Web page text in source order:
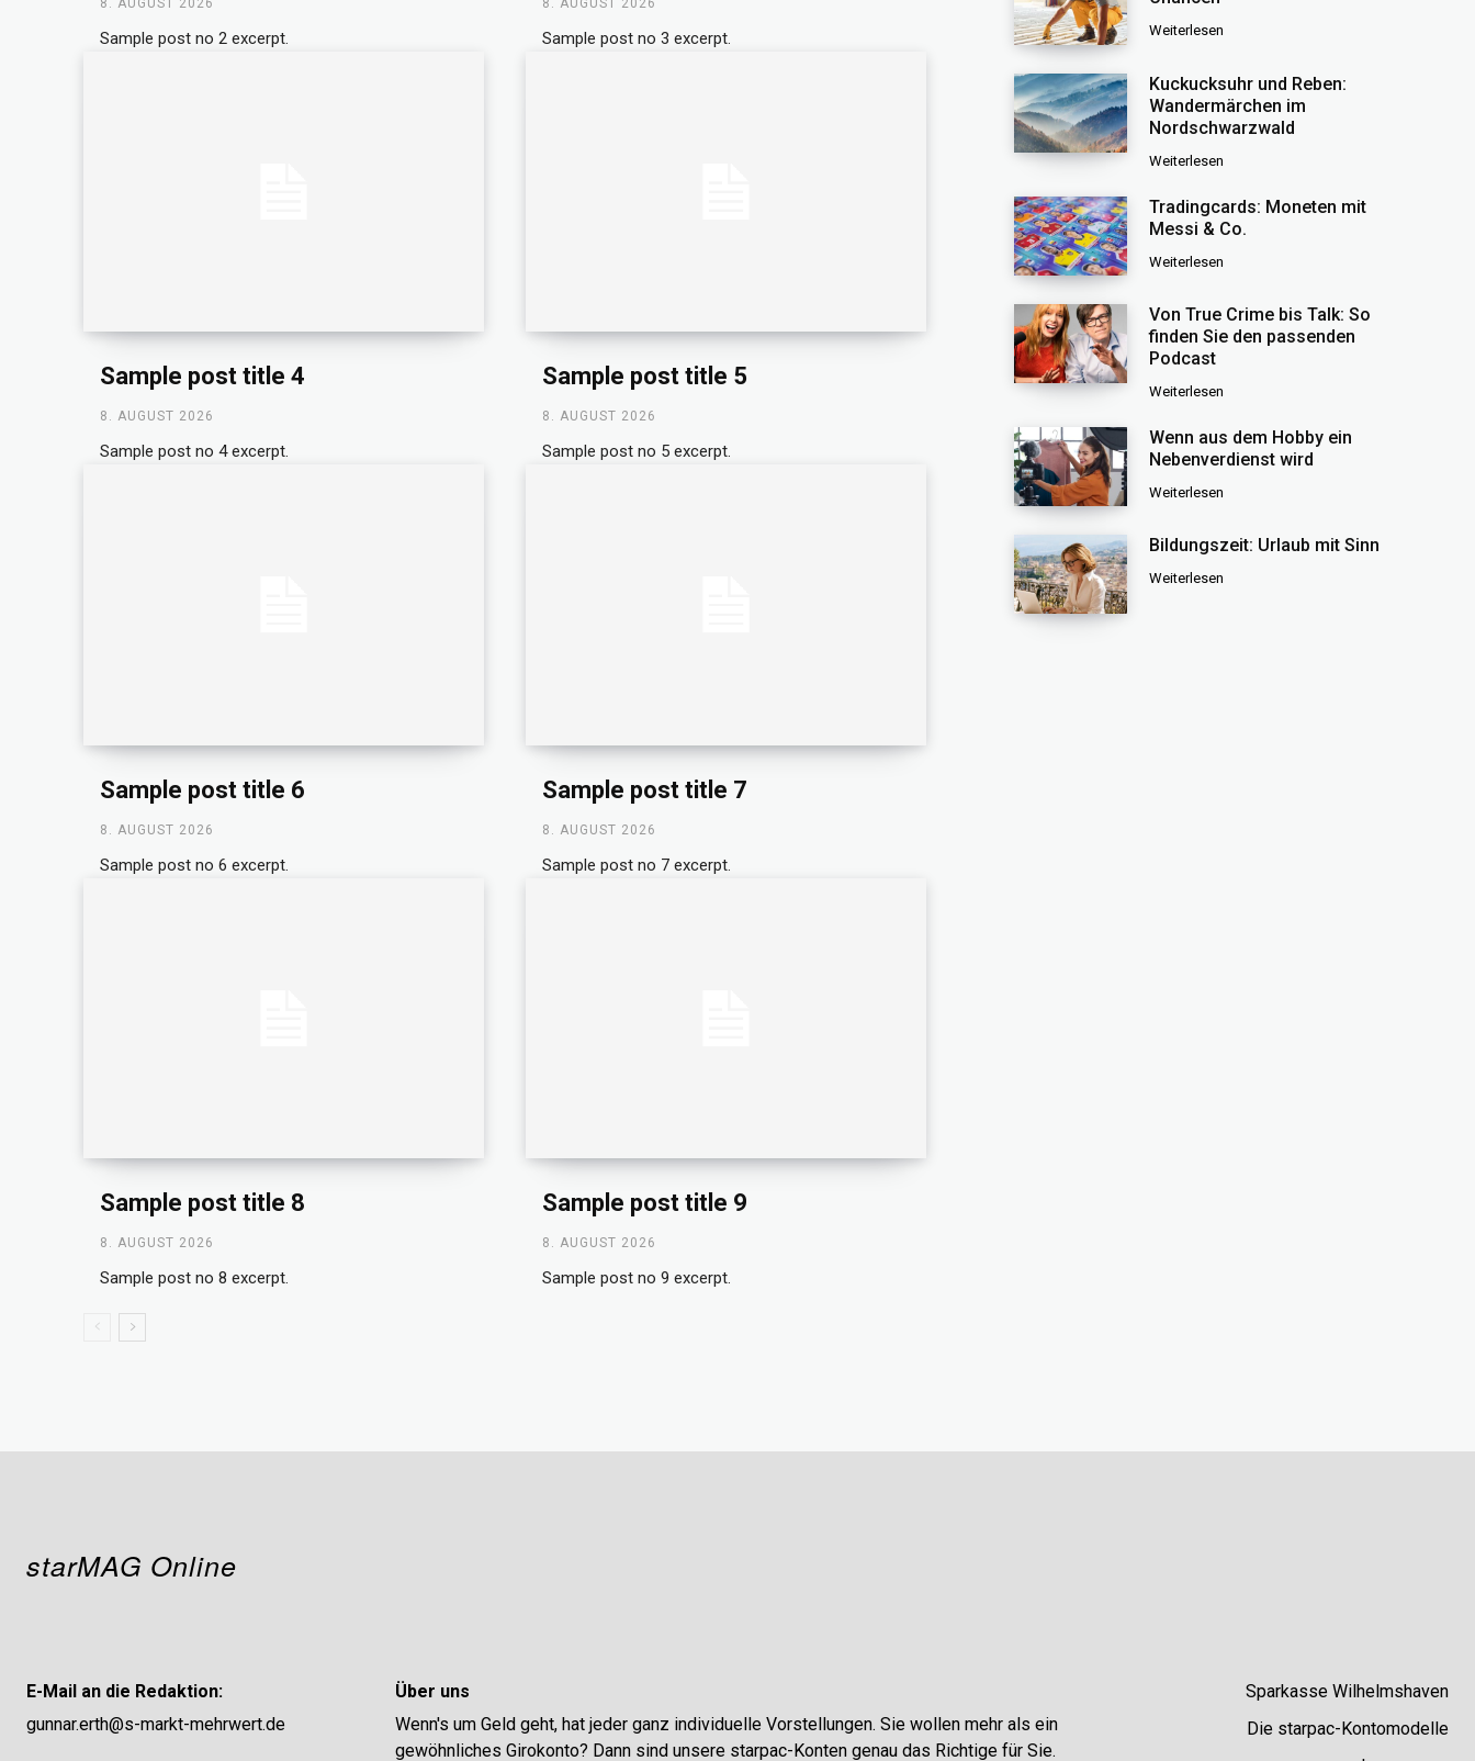
Sample post no 2 excerpt. Sample post no 3 excerpt.
Sample post title 4
8. AUGUST 2026
Sample post no 4 excerpt.
Sample post title 5
8. AUGUST 2026
Sample post no 5 excerpt.
Sample post title 6
8. AUGUST 2026
Sample post no 6 excerpt.
Sample post title 7
8. AUGUST 2026
Sample post no 7 excerpt.
Sample post title 8
8. AUGUST 2026
Sample post no 8 excerpt.
Sample post title 9
8. AUGUST 2026
Sample post no 9 excerpt.
Weiterlesen
Kuckucksuhr und Reben:
Wandermärchen im
Nordschwarzwald
Weiterlesen
Tradingcards: Moneten mit
Messi & Co.
Weiterlesen
Von True Crime bis Talk: So
finden Sie den passenden
Podcast
Weiterlesen
Wenn aus dem Hobby ein
Nebenverdienst wird
Weiterlesen
Bildungszeit: Urlaub mit Sinn
Weiterlesen
starMAG Online
E-Mail an die Redaktion:
gunnar.erth@s-markt-mehrwert.de
Über uns
Wenn's um Geld geht, hat jeder ganz individuelle Vorstellungen. Sie wollen mehr als ein
gewöhnliches Girokonto? Dann sind unsere starpac-Konten genau das Richtige für Sie.
Sparkasse Wilhelmshaven
Die starpac-Kontomodelle